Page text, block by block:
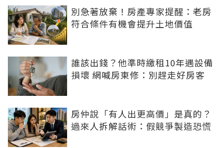
別急著放棄！房產專家提醒：老房
符合條件有機會提升土地價值
誰該出錢？他準時繳租10年遇設備
損壞 網喊房東修：別趕走好房客
房仲說「有人出更高價」是真的？
過來人拆解話術：假競爭製造恐慌